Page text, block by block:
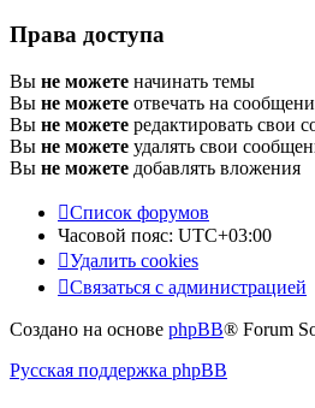
Права доступа
Вы не можете начинать темы
Вы не можете отвечать на
Вы не можете редактировать свои
Вы не можете удалять свои
Вы не можете добавлять вложения
Список форумов
Часовой пояс: UTC+03:00
Удалить cookies
Связаться с администрацией
Создано на основе phpBB® Forum
Русская поддержка phpBB